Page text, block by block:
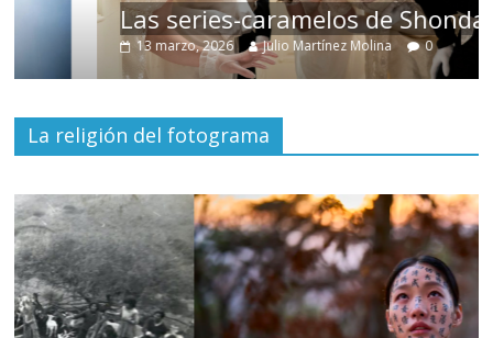
Las series-caramelos de Shondaland
13 marzo, 2026 Julio Martínez Molina 0
La religión del fotograma